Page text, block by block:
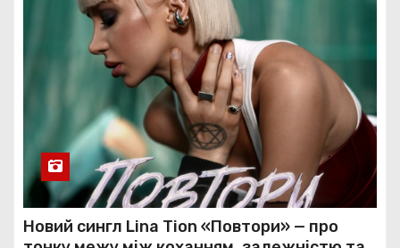
Новий сингл Lina Tion «Повтори» — про